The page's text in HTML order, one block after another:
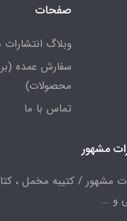
صفحات
وبلاگ
سفارش عمده
محصولات)
تماس با ما
مشهور
مشهور / کتیبه مخمل ،
و ...